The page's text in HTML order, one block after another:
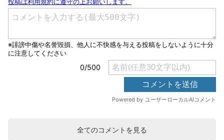
全てのコメントを見る